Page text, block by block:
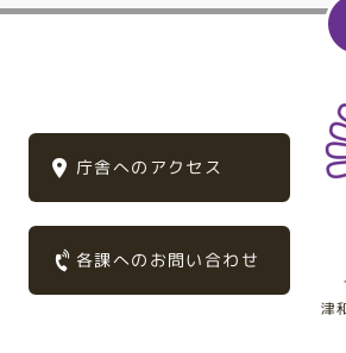
庁舎へのアクセス
各課へのお問い合わせ